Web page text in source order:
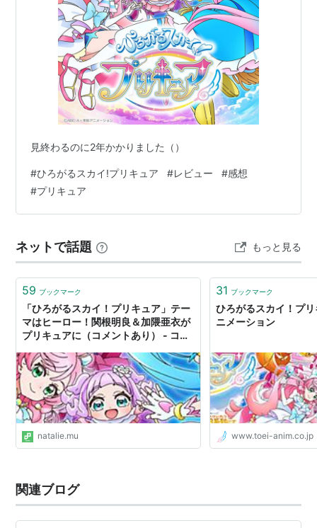
見終わるのに2年かかりました（）
#ひろがるスカイ!プリキュア #レビュー #感想
#プリキュア
ネットで話題 もっと見る
59 ブックマーク
「ひろがるスカイ！プリキュア」テー
マはヒーロー！関根明良＆加隈亜衣が
プリキュアに（コメントあり） - コミ
natalie.mu
31 ブックマーク
ひろがるスカイ！プ
ニメーション
www.toei-anim.co.jp
関連ブログ